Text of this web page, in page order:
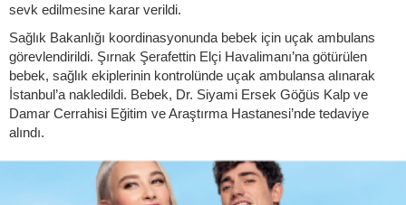
sevk edilmesine karar verildi.
Sağlık Bakanlığı koordinasyonunda bebek için uçak ambulans
görevlendirildi. Şırnak Şerafettin Elçi Havalimanı’na götürülen
bebek, sağlık ekiplerinin kontrolünde uçak ambulansa alınarak
İstanbul’a nakledildi. Bebek, Dr. Siyami Ersek Göğüs Kalp ve
Damar Cerrahisi Eğitim ve Araştırma Hastanesi’nde tedaviye
alındı.